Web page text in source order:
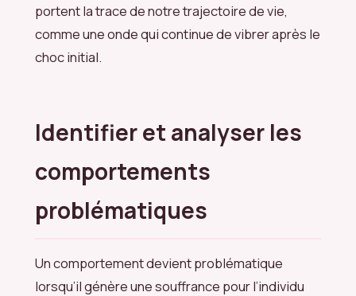
portent la trace de notre trajectoire de vie,
comme une onde qui continue de vibrer après le
choc initial.
Identifier et analyser les
comportements
problématiques
Un comportement devient problématique
lorsqu’il génère une souffrance pour l’individu